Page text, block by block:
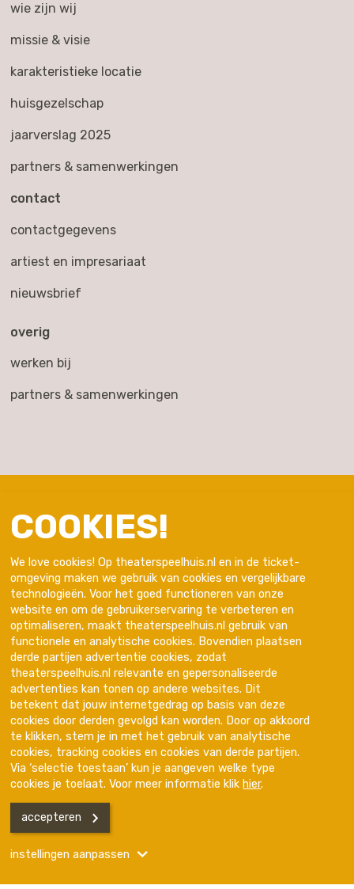
COOKIES!
We love cookies! Op theaterspeelhuis.nl en in de ticket-
omgeving maken we gebruik van cookies en vergelijkbare
technologieën. Voor het goed functioneren van onze
website en om de gebruikerservaring te verbeteren en
optimaliseren, maakt theaterspeelhuis.nl gebruik van
functionele en analytische cookies. Bovendien plaatsen
derde partijen advertentie cookies, zodat
theaterspeelhuis.nl relevante en gepersonaliseerde
advertenties kan tonen op andere websites. Dit
betekent dat jouw internetgedrag op basis van deze
cookies door derden gevolgd kan worden. Door op akkoord
te klikken, stem je in met het gebruik van analytische
cookies, tracking cookies en cookies van derde partijen.
Via ‘selectie toestaan’ kun je aangeven welke type
cookies je toelaat. Voor meer informatie klik hier.
accepteren
instellingen aanpassen
Functionele en geanonimiseerde Analytische
Programma Hulp & Contact
wie zijn wij
missie & visie
karakteristieke locatie
huisgezelschap
jaarverslag 2025
partners & samenwerkingen
contact
contactgegevens
artiest en impresariaat
nieuwsbrief
overig
werken bij
partners & samenwerkingen
Trotse partner van
Handelsnaam is Het Speelhuis
Het Speelhuis in onderdeel van de Gemeente Helmond